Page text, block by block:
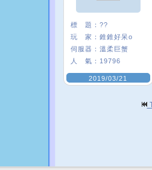
標 題： ??
玩 家： 錐錐好呆o
伺服器： 溫柔巨蟹
人 氣： 19796
2019/03/21